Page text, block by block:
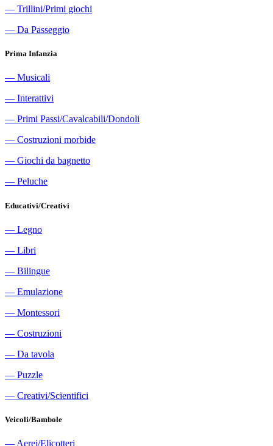
― Trillini/Primi giochi
― Da Passeggio
Prima Infanzia
― Musicali
― Interattivi
― Primi Passi/Cavalcabili/Dondoli
― Costruzioni morbide
― Giochi da bagnetto
― Peluche
Educativi/Creativi
― Legno
― Libri
― Bilingue
― Emulazione
― Montessori
― Costruzioni
― Da tavola
― Puzzle
― Creativi/Scientifici
Veicoli/Bambole
― Aerei/Elicotteri